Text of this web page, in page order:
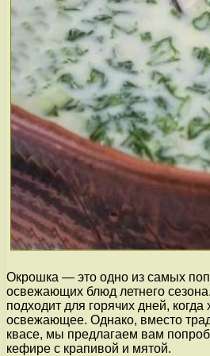
Окрошка — это одно из самых
освежающих блюд летнего
подходит для горячих дней, когда
освежающее. Однако, вместо
квасе, мы предлагаем вам
кефире с крапивой и мятой.